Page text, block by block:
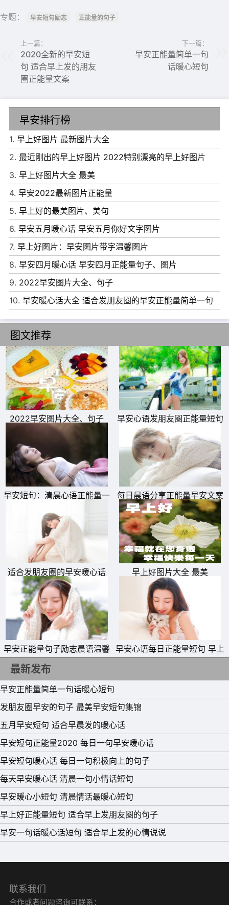
8、快乐不能靠别人，只能自己去寻找，面对人生的许多无
奈，如果你不能改变，那就改变自己的心态。
9、温暖的味道在清晨的怀抱中香甜有营养，浪漫的味道在
天亮的祝福中香甜好滋养，愉悦的味道在最早的祝福中愉悦
10、善待人生的每个梦想，给自己信心，要知道你有能力实
现它。
11、人到这个世界本来就是来体验的，每个人的财富地位或
许有高低之分，但对快乐和幸福的体会并没高低之别。
12、幸福不是争的不是抢的，是珍惜来的，只有珍惜才不会
有失去。
13、人生，总会有不期而遇的温暖，和生生不息的希望。
14、想起了曾经说过的一句诺言，如今却明白感情其实并非
自己所能控制，没有人知道明天会发生什么，既然拥有着，
就学会享受吧。
15、对别人要求松一点，就不会总失望；对自己要求严一
点，就不会总沮丧。
要抱怨生活中有太多的曲折，不要抱怨生活中存在的不公。
17、当你无助时，你可以哭，但哭过你必须要振作起来，绝
地逢生并不罕见，何况不是绝境。
18、只有心里有阳光，才能照亮整个心灵世界。
19、你要努力，你想要的，要你自己给自己。
20、美好的未来会到来，因为你用每一个完美的今天堆积
着。
21、终有一天，你会成为他人记忆的一部分。尽你所能，成
为一段好回忆。
22、孩子气，没什么不好，人总有一天会长大，何必成熟
的太早，失去太早。
23、我莫名奇妙的笑了，只正因想到了你。
24、梦想是人们与生俱来的重要宝物之一，它等待你的珍
视和实践。
25、世上最重要的事，不在于我们在何处，而在于我们朝
着什么方向走。
26、请对梦想充满信心，总有一天属于你的彩虹会在天空
微笑。
27、阳光下的泡沫是彩色的，就像每天的我，是幸福的。
28、别到处宣称世界对你不公平，世界不欠你任何东西，
因为世界比你早诞生的多。
输了，你会得到智慧。
专题： 早安短句励志 正能量的句子
上一篇：
2020全新的早安短
句 适合早上发的朋友
圈正能量文案
下一篇：
早安正能量简单一句
话暖心短句
早安排行榜
1. 早上好图片 最新图片大全
2. 最近刚出的早上好图片 2022特别漂亮的早上好图片
3. 早上好图片大全 最美
4. 早安2022最新图片正能量
5. 早上好的最美图片、美句
6. 早安五月暖心话 早安五月你好文字图片
7. 早上好图片：早安图片带字温馨图片
8. 早安四月暖心话 早安四月正能量句子、图片
9. 2022早安图片大全、句子
10. 早安暖心话大全 适合发朋友圈的早安正能量简单一句
话
图文推荐
2022早安图片大全、句子 早安心语发朋友圈正能量短句
早安短句：清晨心语正能量一
每日晨语分享正能量早安文案
适合发朋友圈的早安暖心话 早上好图片大全 最美
早安正能量句子励志晨语温馨
句子
早安心语每日正能量短句 早上
发朋友圈的好句子
最新发布
早安正能量简单一句话暖心短句
发朋友圈早安的句子 最美早安短句集锦
五月早安短句 适合早晨发的暖心话
早安短句正能量2020 每日一句早安暖心话
早安短句暖心话 每日一句积极向上的句子
每天早安暖心话 清晨一句小情话短句
早安暖心小短句 清晨情话最暖心短句
早上好正能量短句 适合早上发朋友圈的句子
早安一句话暖心话短句 适合早上发的心情说说
联系我们
合作或者问题咨询可联系：